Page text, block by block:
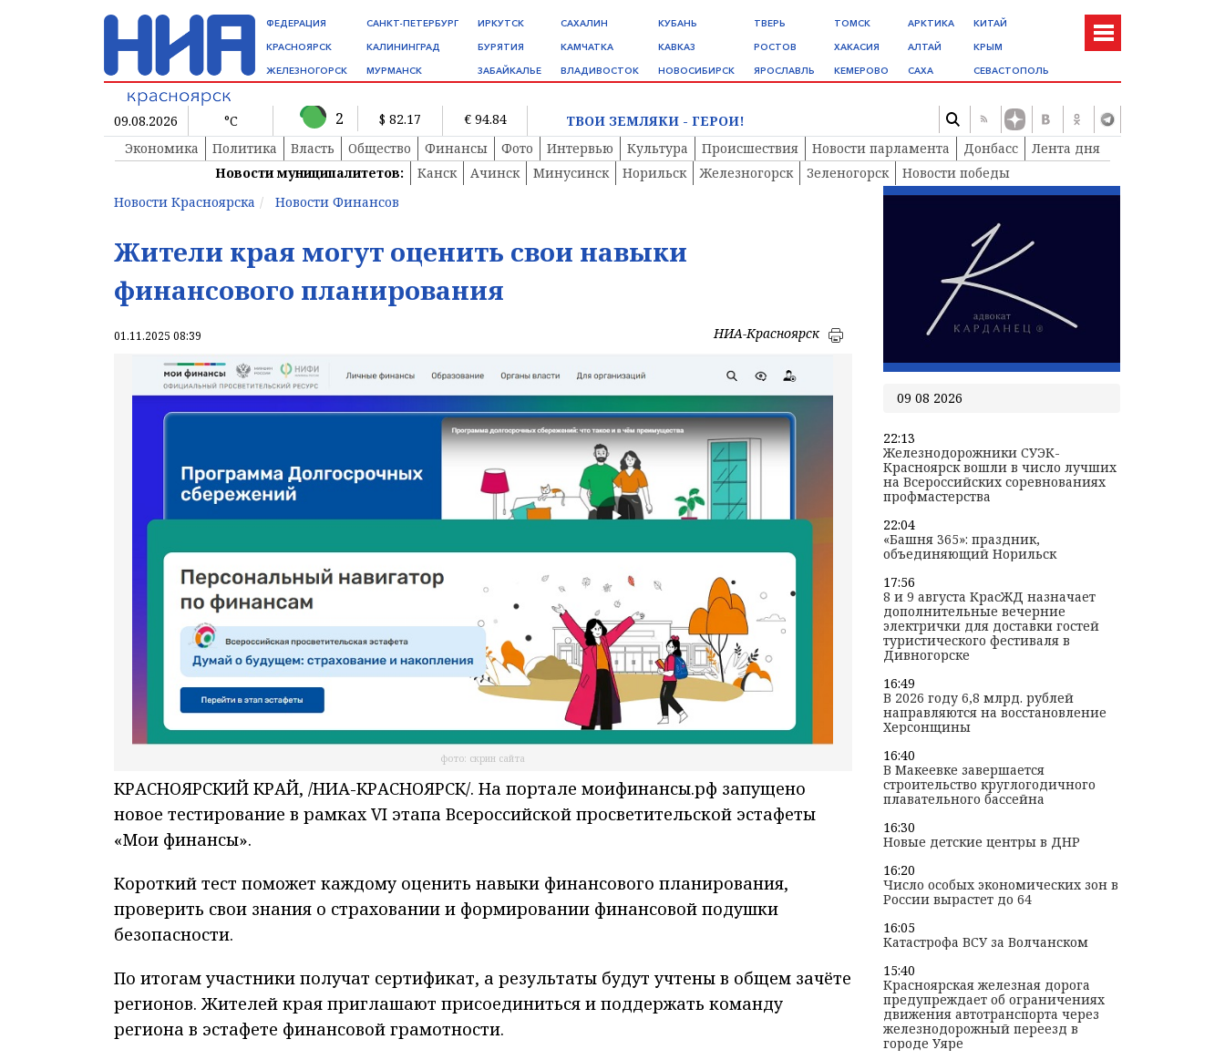
ФЕДЕРАЦИЯ
КРАСНОЯРСК
ЖЕЛЕЗНОГОРСК
САНКТ-ПЕТЕРБУРГ
КАЛИНИНГРАД
МУРМАНСК
ИРКУТСК
БУРЯТИЯ
ЗАБАЙКАЛЬЕ
САХАЛИН
КАМЧАТКА
ВЛАДИВОСТОК
КУБАНЬ
КАВКАЗ
НОВОСИБИРСК
ТВЕРЬ
РОСТОВ
ЯРОСЛАВЛЬ
ТОМСК
ХАКАСИЯ
КЕМЕРОВО
АРКТИКА
АЛТАЙ
САХА
КИТАЙ
КРЫМ
СЕВАСТОПОЛЬ
09.08.2026 °C 2 $ 82.17 € 94.84
ТВОИ ЗЕМЛЯКИ - ГЕРОИ!
Экономика
Политика Власть Общество Финансы Фото Интервью Культура Происшествия Новости парламента Донбасс
Лента дня
Новости муниципалитетов:
Канск Ачинск Минусинск Норильск Железногорск Зеленогорск
Новости победы
Новости Красноярска
Новости Финансов
Жители края могут оценить свои навыки
финансового планирования
01.11.2025 08:39 НИА-Красноярск
фото: скрин сайта
КРАСНОЯРСКИЙ КРАЙ, /НИА-КРАСНОЯРСК/. На портале моифинансы.рф запущено
новое тестирование в рамках VI этапа Всероссийской просветительской эстафеты
«Мои финансы».
Короткий тест поможет каждому оценить навыки финансового планирования,
проверить свои знания о страховании и формировании финансовой подушки
безопасности.
По итогам участники получат сертификат, а результаты будут учтены в общем зачёте
регионов. Жителей края приглашают присоединиться и поддержать команду
региона в эстафете финансовой грамотности.
09 08 2026
22:13
Железнодорожники СУЭК-
Красноярск вошли в число лучших
на Всероссийских соревнованиях
профмастерства
22:04
«Башня 365»: праздник,
объединяющий Норильск
17:56
8 и 9 августа КрасЖД назначает
дополнительные вечерние
электрички для доставки гостей
туристического фестиваля в
Дивногорске
16:49
В 2026 году 6,8 млрд. рублей
направляются на восстановление
Херсонщины
16:40
В Макеевке завершается
строительство круглогодичного
плавательного бассейна
16:30
Новые детские центры в ДНР
16:20
Число особых экономических зон в
России вырастет до 64
16:05
Катастрофа ВСУ за Волчанском
15:40
Красноярская железная дорога
предупреждает об ограничениях
движения автотранспорта через
железнодорожный переезд в
городе Уяре